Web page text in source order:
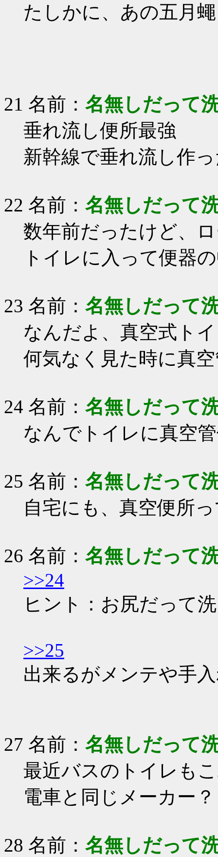
たしかに、あの五月
21 名前： 名無しだって
垂れ流し便所最強
新幹線で垂れ流し作
22 名前： 名無しだって
数年前だったけど、
トイレに入って便器
23 名前： 名無しだって
なんだよ、真空式ト
何気なく見た時に真
24 名前： 名無しだって
なんでトイレに真空
25 名前： 名無しだって
自宅にも、真空便所
26 名前： 名無しだって
>>24
ヒント：お尻だって
>>25
出来るがメンテや手
27 名前： 名無しだって
最近バスのトイレも
電車と同じメーカー？
28 名前： 名無しだって